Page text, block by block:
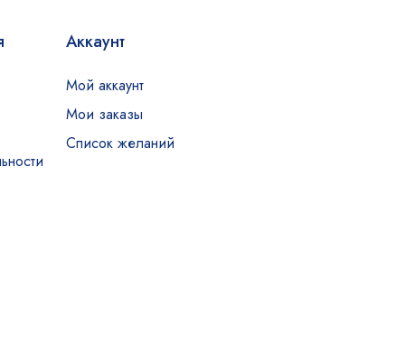
Аккаунт
Мой аккаунт
Мои заказы
Список желаний